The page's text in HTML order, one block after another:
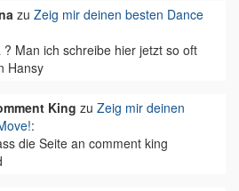
zu Zeig mir deinen besten Dance
? Man ich schreibe hier jetzt so oft
Hansy
King zu Zeig mir deinen
:
die Seite an comment king